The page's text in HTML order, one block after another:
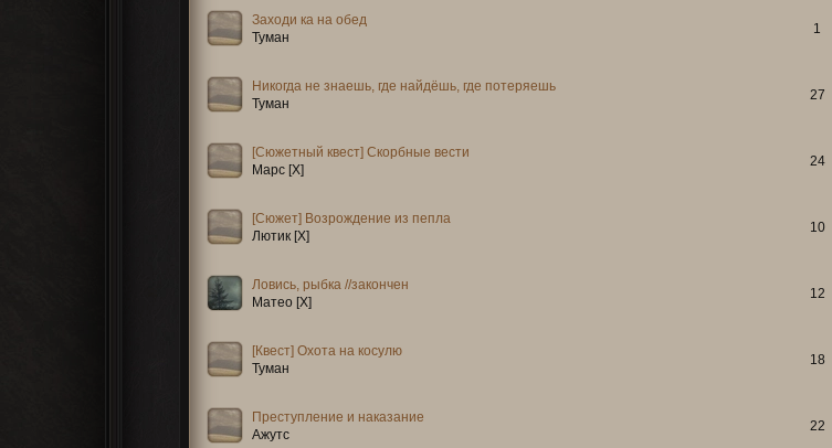
Среди местных ходят слухи о неизвестной группе, которые с
радушием принимают как собак, так и волков, но пока о странных
миротворцах мало что известно.
20.03.Открыта запись в
Обновлена главная шапка форума
22.02.
Нас постигали и успехи, и неудачи, и взлеты, и падения, но вы здесь, и
это дорогого стоит. Спасибо вам! Ждите плюшек в честь праздника :3
Заходи ка на обед
Туман
1
Никогда не знаешь, где найдёшь, где потеряешь
Туман
27
[Сюжетный квест] Скорбные вести
Марс [X]
24
[Сюжет] Возрождение из пепла
Лютик [X]
10
Ловись, рыбка //закончен
Матео [X]
12
[Квест] Охота на косулю
Туман
18
Преступление и наказание
Ажутс
22